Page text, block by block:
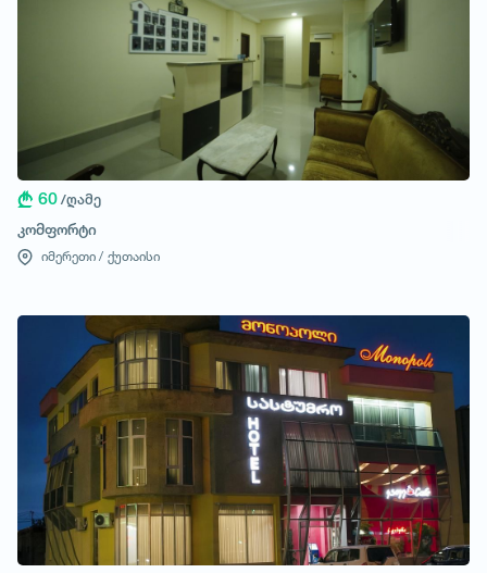
60 /ღამე
კომფორტი
იმერეთი / ქუთაისი